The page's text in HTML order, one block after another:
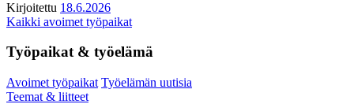
Kirjoitettu 18.6.2026
Kaikki avoimet työpaikat
Työpaikat & työelämä
Avoimet työpaikat Työelämän uutisia
Teemat & liitteet